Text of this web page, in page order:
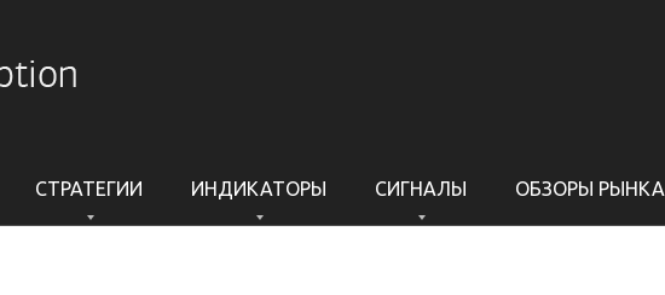
СТРАТЕГИИ ИНДИКАТОРЫ СИГНАЛЫ ОБЗОРЫ РЫНКА